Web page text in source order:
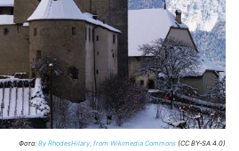
Фото: By RhodesHilary, from Wikimedia Commons (CC BY-SA 4.0)